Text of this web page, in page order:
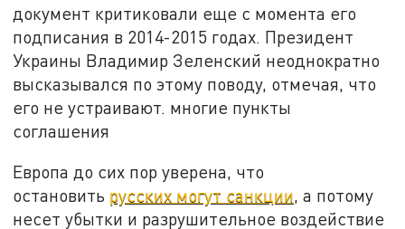
документ критиковали еще с момента его
подписания в 2014-2015 годах. Президент
Украины Владимир Зеленский неоднократно
высказывался по этому поводу, отмечая, что
его не устраивают. многие пункты
соглашения
Европа до сих пор уверена, что
остановить русских могут санкции, а потому
несет убытки и разрушительное воздействие